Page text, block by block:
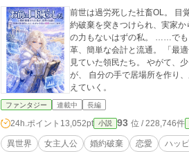
前世は過労死した社畜OL。 目
約破棄を突きつけられ、実家
の力もないはずの私。 ……でも
革、簡単な会計と流通。 「最
見ていた領民たち。 やがて、
が、 自分の手で居場所を作り
えていく。
ファンタジー 連載中 長編
24h.ポイント 13,052pt 小説 93 位 / 228,746件
異世界 女主人公 婚約破棄 恋愛 ハッ